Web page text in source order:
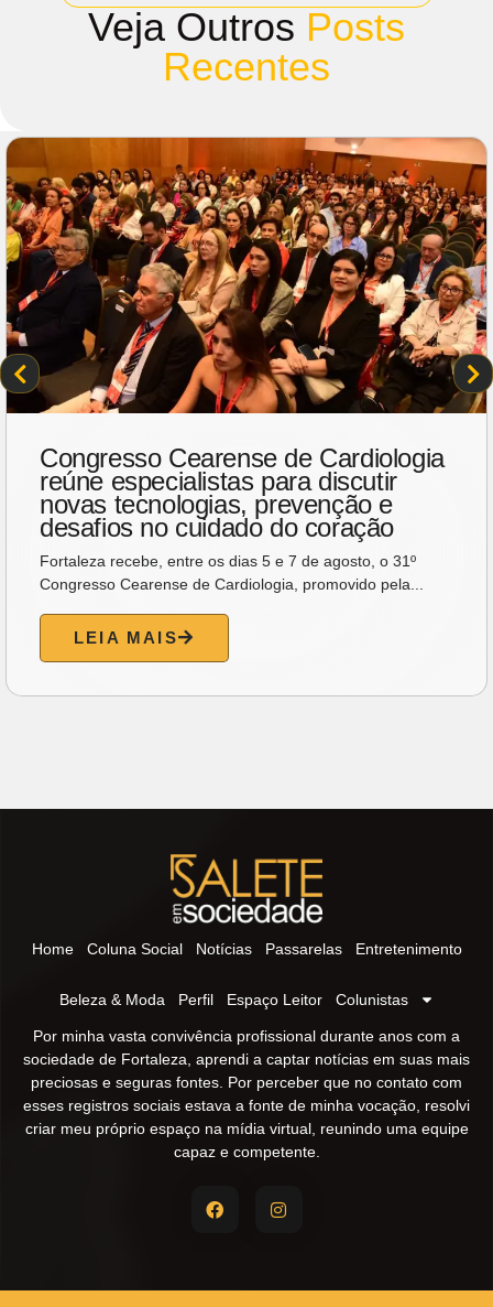
Veja Outros Posts
Recentes
Congresso Cearense de Cardiologia
reúne especialistas para discutir
novas tecnologias, prevenção e
desafios no cuidado do coração
Fortaleza recebe, entre os dias 5 e 7 de agosto, o 31º
Congresso Cearense de Cardiologia, promovido pela...
LEIA MAIS
Home Coluna Social Notícias Passarelas Entretenimento
Beleza & Moda Perfil Espaço Leitor Colunistas
Por minha vasta convivência profissional durante anos com a
sociedade de Fortaleza, aprendi a captar notícias em suas mais
preciosas e seguras fontes. Por perceber que no contato com
esses registros sociais estava a fonte de minha vocação, resolvi
criar meu próprio espaço na mídia virtual, reunindo uma equipe
capaz e competente.